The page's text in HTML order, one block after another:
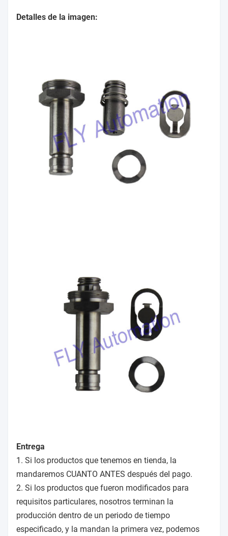
Detalles de la imagen:
Entrega
1. Si los productos que tenemos en tienda, la
mandaremos CUANTO ANTES después del pago.
2. Si los productos que fueron modificados para
requisitos particulares, nosotros terminan la
producción dentro de un periodo de tiempo
especificado, y la mandan la primera vez, podemos